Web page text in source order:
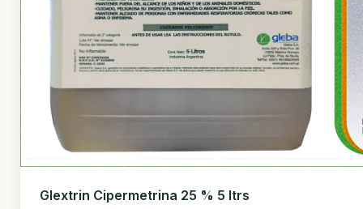
Glextrin Cipermetrina 25 % 5 ltrs